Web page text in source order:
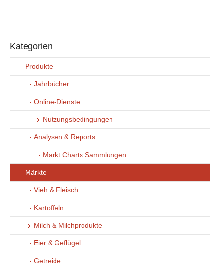
Kategorien
Produkte
Jahrbücher
Online-Dienste
Nutzungsbedingungen
Analysen & Reports
Markt Charts Sammlungen
Märkte
Vieh & Fleisch
Kartoffeln
Milch & Milchprodukte
Eier & Geflügel
Getreide